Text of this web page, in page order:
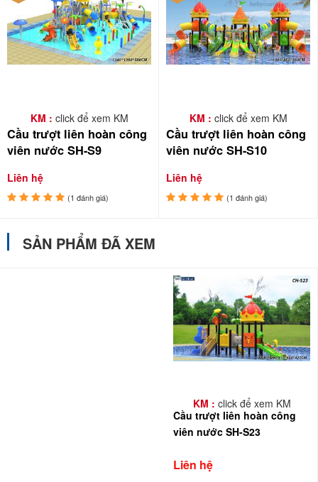
KM : click để xem KM
Cầu trượt liên hoàn công
viên nước SH-S9
Liên hệ
(1 đánh giá)
KM : click để xem KM
Cầu trượt liên hoàn công
viên nước SH-S10
Liên hệ
(1 đánh giá)
SẢN PHẨM ĐÃ XEM
KM : click để xem KM
Cầu trượt liên hoàn công
viên nước SH-S23
Liên hệ